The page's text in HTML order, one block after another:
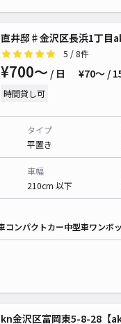
直井邸♯金沢区長浜1丁目
5 / 8件
¥700〜 / 日 ¥70〜 /
時間貸し可
タイプ
平置き
車幅
210cm 以下
コンパクトカー中型車ワンボ
kn金沢区富岡東5-8-28【